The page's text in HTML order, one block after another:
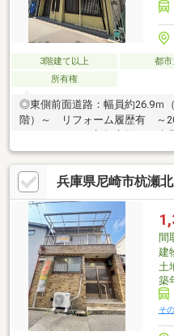
3階建て以上 都市
所有権
◎東側前面道路：幅員約26.9ｍ
階）～ リフォーム履歴有 ～
貼替 ・和室畳新調 ・外壁左
階】 ・浴室、洗面化粧台、ト
防水工事実施※対象不動産は連
分所有登記されています。※建
離し許可及び工事が必要です。
兵庫県尼崎市杭瀬
間
建
土
築
そ